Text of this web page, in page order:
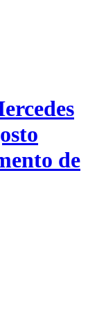
de